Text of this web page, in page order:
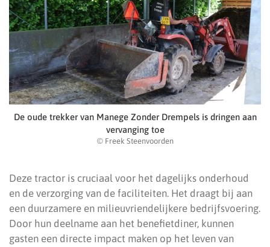
De oude trekker van Manege Zonder Drempels is dringen aan
vervanging toe
© Freek Steenvoorden
Deze tractor is cruciaal voor het dagelijks onderhoud
en de verzorging van de faciliteiten. Het draagt bij aan
een duurzamere en milieuvriendelijkere bedrijfsvoering.
Door hun deelname aan het benefietdiner, kunnen
gasten een directe impact maken op het leven van